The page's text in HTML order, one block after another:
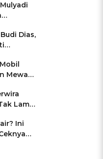
Dias,
Mewah
Lama
Ini